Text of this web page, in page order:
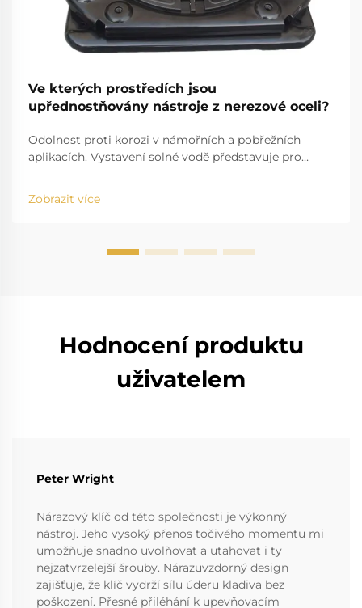
Ve kterých prostředích jsou
upřednostňovány nástroje z nerezové oceli?
Odolnost proti korozi v námořních a pobřežních
aplikacích. Vystavení solné vodě představuje pro
problém solné vody, která se zabodává do běžných
nástrojů a způsobuje jejich poškození, je dobře známý.
Zobrazit více
Hodnocení produktu
uživatelem
Peter Wright
Nárazový klíč od této společnosti je výkonný
nástroj. Jeho vysoký přenos točivého momentu mi
umožňuje snadno uvolňovat a utahovat i ty
nejzatvrzelejší šrouby. Nárazuvzdorný design
zajišťuje, že klíč vydrží sílu úderu kladiva bez
poškození. Přesné přiléhání k upevňovacím